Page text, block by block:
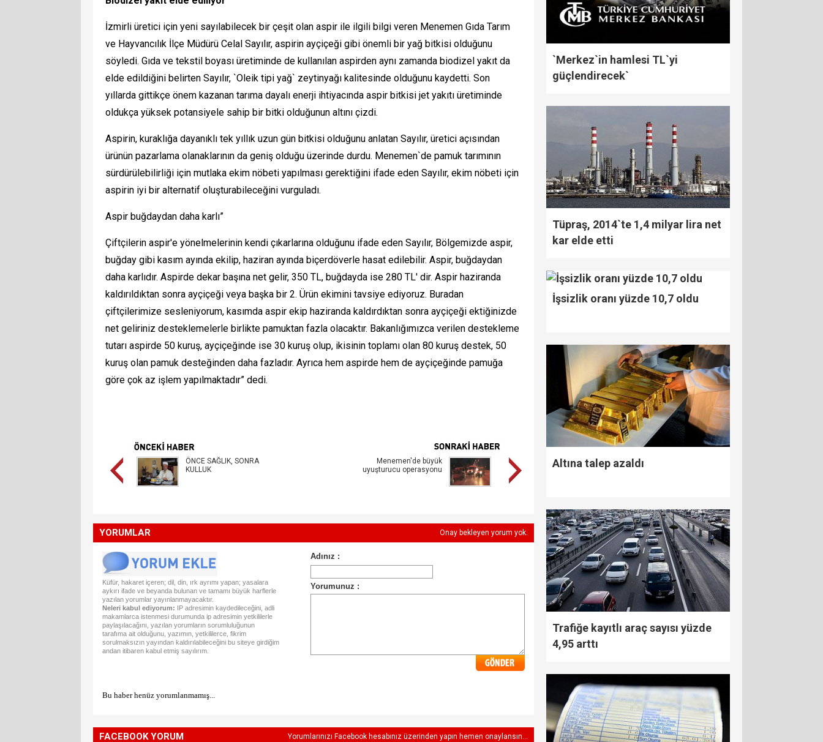
İzmirli üretici için yeni sayılabilecek bir çeşit olan aspir ile ilgili bilgi veren Menemen Gıda Tarım
ve Hayvancılık İlçe Müdürü Celal Sayılır, aspirin ayçiçeği gibi önemli bir yağ bitkisi olduğunu
söyledi. Gıda ve tekstil boyası üretiminde de kullanılan aspirden aynı zamanda biodizel yakıt da
elde edildiğini belirten Sayılır, `Oleik tipi yağ` zeytinyağı kalitesinde olduğunu kaydetti. Son
yıllarda gittikçe önem kazanan tarıma dayalı enerji ihtiyacında aspir bitkisi jet yakıtı üretiminde
oldukça yüksek potansiyele sahip bir bitki olduğunun altını çizdi.
Aspirin, kuraklığa dayanıklı tek yıllık uzun gün bitkisi olduğunu anlatan Sayılır, üretici açısından
ürünün pazarlama olanaklarının da geniş olduğu üzerinde durdu. Menemen`de pamuk tarımının
sürdürülebilirliği için mutlaka ekim nöbeti yapılması gerektiğini ifade eden Sayılır, ekim nöbeti için
aspirin iyi bir alternatif oluşturabileceğini vurguladı.
Aspir buğdaydan daha karlı”
Çiftçilerin aspir'e yönelmelerinin kendi çıkarlarına olduğunu ifade eden Sayılır, Bölgemizde aspir,
buğday gibi kasım ayında ekilip, haziran ayında biçerdöverle hasat edilebilir. Aspir, buğdaydan
daha karlıdır. Aspirde dekar başına net gelir, 350 TL, buğdayda ise 280 TL' dir. Aspir haziranda
kaldırıldıktan sonra ayçiçeği veya başka bir 2. Ürün ekimini tavsiye ediyoruz. Buradan
çiftçilerimize sesleniyorum, kasımda aspir ekip haziranda kaldırdıktan sonra ayçiçeği ektiğinizde
net geliriniz desteklemelerle birlikte pamuktan fazla olacaktır. Bakanlığımızca verilen destekleme
tutarı aspirde 50 kuruş, ayçiçeğinde ise 30 kuruş olup, ikisinin toplamı olan 80 kuruş destek, 50
kuruş olan pamuk desteğinden daha fazladır. Ayrıca hem aspirde hem de ayçiçeğinde pamuğa
göre çok az işlem yapılmaktadır” dedi.
ÖNCE SAĞLIK, SONRA
KULLUK
Menemen'de büyük
uyuşturucu operasyonu
YORUMLAR Onay bekleyen yorum yok.
Küfür, hakaret içeren; dil, din, ırk ayrımı yapan; yasalara
aykırı ifade ve beyanda bulunan ve tamamı büyük harflerle
yazılan yorumlar yayınlanmayacaktır.
Neleri kabul ediyorum: IP adresimin kaydedileceğini, adli
makamlarca istenmesi durumunda ip adresimin yetkililerle
paylaşılacağını, yazılan yorumların sorumluluğunun
tarafıma ait olduğunu, yazımın, yetkililerce, fikrim
sorulmaksızın yayından kaldırılabileceğini bu siteye girdiğim
andan itibaren kabul etmiş sayılırım.
Bu haber henüz yorumlanmamış...
FACEBOOK YORUM Yorumlarınızı Facebook hesabınız üzerinden yapın hemen onaylansın...
`Merkez`in hamlesi TL`yi
güçlendirecek`
Tüpraş, 2014`te 1,4 milyar lira net
kar elde etti
İşsizlik oranı yüzde 10,7 oldu
Altına talep azaldı
Trafiğe kayıtlı araç sayısı yüzde
4,95 arttı